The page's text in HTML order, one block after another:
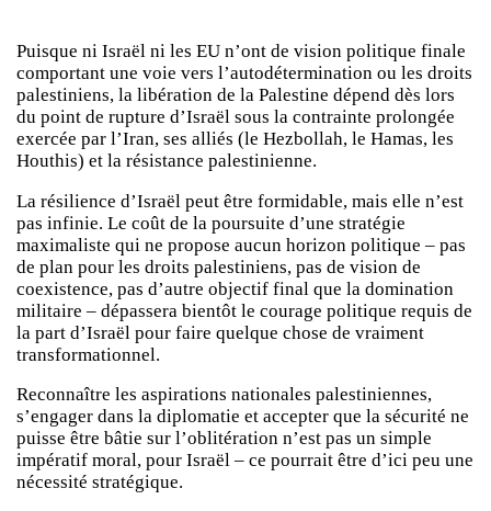
Puisque ni Israël ni les EU n’ont de vision politique finale
comportant une voie vers l’autodétermination ou les droits
palestiniens, la libération de la Palestine dépend dès lors
du point de rupture d’Israël sous la contrainte prolongée
exercée par l’Iran, ses alliés (le Hezbollah, le Hamas, les
Houthis) et la résistance palestinienne.
La résilience d’Israël peut être formidable, mais elle n’est
pas infinie. Le coût de la poursuite d’une stratégie
maximaliste qui ne propose aucun horizon politique – pas
de plan pour les droits palestiniens, pas de vision de
coexistence, pas d’autre objectif final que la domination
militaire – dépassera bientôt le courage politique requis de
la part d’Israël pour faire quelque chose de vraiment
transformationnel.
Reconnaître les aspirations nationales palestiniennes,
s’engager dans la diplomatie et accepter que la sécurité ne
puisse être bâtie sur l’oblitération n’est pas un simple
impératif moral, pour Israël – ce pourrait être d’ici peu une
nécessité stratégique.